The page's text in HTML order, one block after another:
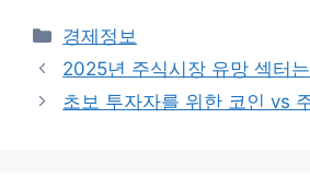
Categories
경제정보
2025년 주식시장 유망 섹터
초보 투자자를 위한 코인 vs